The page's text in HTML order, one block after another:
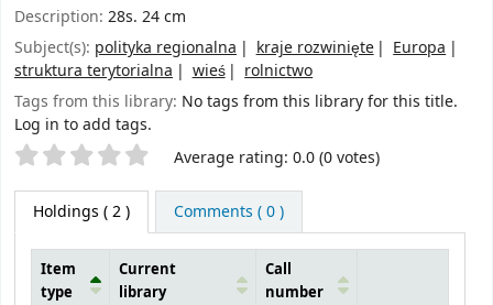
Description: 28s. 24 cm
Subject(s): polityka regionalna kraje rozwinięte
Europa
struktura terytorialna
wieś
rolnictwo
Tags from this library: No tags from this library for this title.
Log in to add tags.
Star ratings Average rating: 0.0 (0 votes)
Holdings ( 2 ) Comments ( 0 )
Item
type
Current
library
Call
number